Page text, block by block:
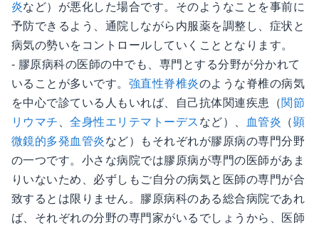
炎など）が悪化した場合です。そのようなことを事前に
予防できるよう、通院しながら内服薬を調整し、症状と
病気の勢いをコントロールしていくこととなります。
- 膠原病科の医師の中でも、専門とする分野が分かれて
いることが多いです。 強直性脊椎炎のような脊椎の病気
を中心で診ている人もいれば、自己抗体関連疾患（関節
リウマチ
、全身性エリテマトーデス など）、 血管炎 （顕
微鏡的多発血管炎など）もそれぞれが膠原病の専門分野
の一つです。小さな病院では膠原病が専門の医師があま
りいないため、必ずしもご自分の病気と医師の専門が合
致するとは限りません。膠原病科のある総合病院であれ
ば、それぞれの分野の専門家がいるでしょうから、医師